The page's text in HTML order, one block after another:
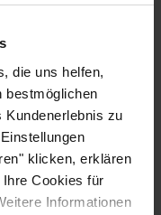
die uns helfen,
bestmöglichen
Kundenerlebnis zu
klicken, erklären
Cookies für
Informationen
- 36 %